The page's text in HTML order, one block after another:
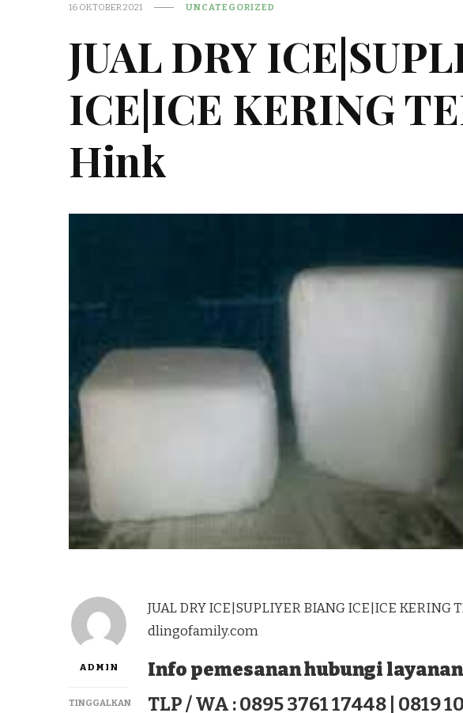
16 OKTOBER 2021 UNCATEGORIZED
JUAL DRY
ICE|ICE KERING
Hink
ADMIN
TINGGALKAN
JUAL DRY ICE|SUPLIYER BIANG ICE|ICE
dlingofamily.com
Info pemesanan hubungi
TLP / WA : 0895 3761 17448 | 0819